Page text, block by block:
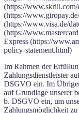
(https://www.skrill.com/
(https://
(https://www.visa.de/
(https://
Express (https://
policy-statement.html)
Im Rahmen der
Zahlungsdienstleister
DSGVO ein. Im
auf Grundlage unserer
b. DSGVO ein, um
Zahlungsmöglichkeit zu